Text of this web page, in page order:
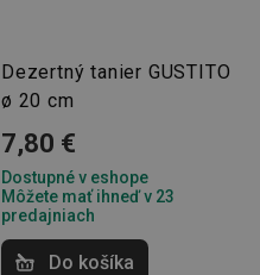
Dezertný tanier GUSTITO
ø 20 cm
7,80 €
Dostupné v eshope
Môžete mať ihneď v 23
predajniach
Do košíka